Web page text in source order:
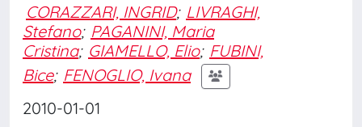
CORAZZARI, INGRID; LIVRAGHI,
Stefano; PAGANINI, Maria
Cristina; GIAMELLO, Elio; FUBINI,
Bice; FENOGLIO, Ivana
2010-01-01